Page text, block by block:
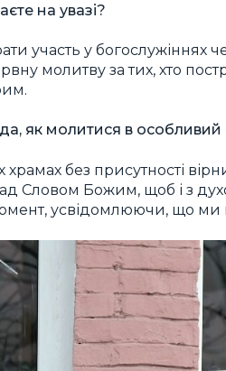
на увазі?
участь у богослужіннях
молитву за тих, хто
як молитися в
без присутності
Словом Божим, щоб і з
усвідомлюючи, що ми